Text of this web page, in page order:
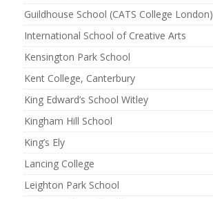
Guildhouse School (CATS College London)
International School of Creative Arts
Kensington Park School
Kent College, Canterbury
King Edward’s School Witley
Kingham Hill School
King’s Ely
Lancing College
Leighton Park School